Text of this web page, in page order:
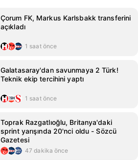
Çorum FK, Markus Karlsbakk transferini
açıkladı
1 saat önce
Galatasaray'dan savunmaya 2 Türk!
Teknik ekip tercihini yaptı
1 saat önce
Toprak Razgatlıoğlu, Britanya'daki
sprint yarışında 20'nci oldu - Sözcü
Gazetesi
47 dakika önce